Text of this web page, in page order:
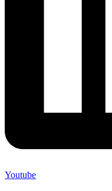
Youtube